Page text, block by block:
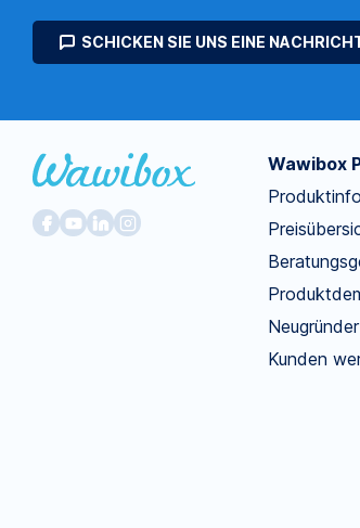
SCHICKEN SIE UNS EINE
Wawibox
Kunden